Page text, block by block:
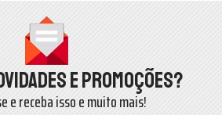
e promoções?
e receba isso e muito mais!